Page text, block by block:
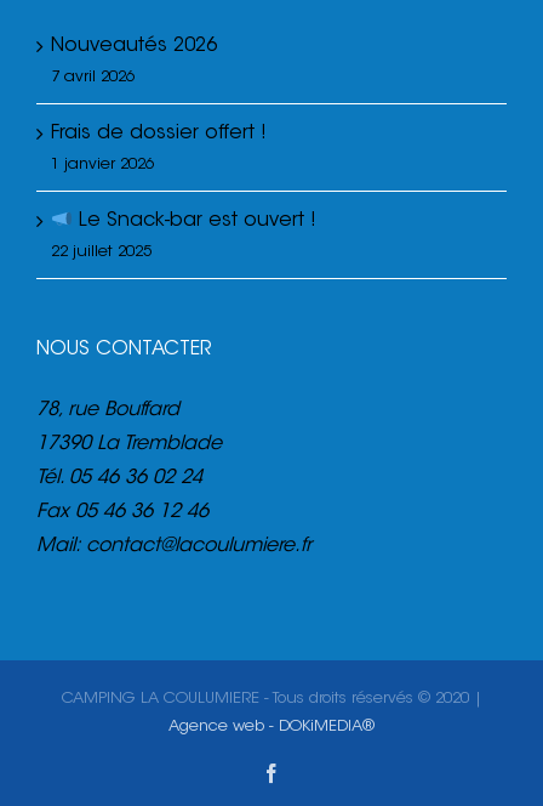
Nouveautés 2026
7 avril 2026
Frais de dossier offert !
1 janvier 2026
Le Snack-bar est ouvert !
22 juillet 2025
NOUS CONTACTER
78, rue Bouffard
17390 La Tremblade
Tél. 05 46 36 02 24
Fax 05 46 36 12 46
Mail: contact@lacoulumiere.fr
CAMPING LA COULUMIERE - Tous droits réservés © 2020 |
Agence web - DOKiMEDIA®